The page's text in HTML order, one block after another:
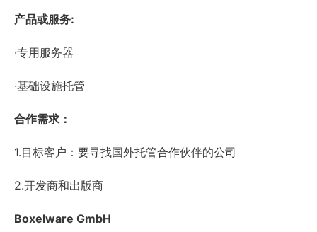
产品或服务:
·专用服务器
·基础设施托管
合作需求：
1.目标客户：要寻找国外托管合作伙伴的公司
2.开发商和出版商
Boxelware GmbH